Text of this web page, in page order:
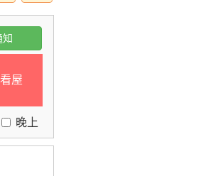
知
屋
晚上